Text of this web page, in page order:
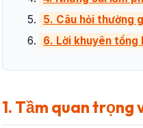
5. Câu hỏi thường
6. Lời khuyên
1. Tầm quan trọng